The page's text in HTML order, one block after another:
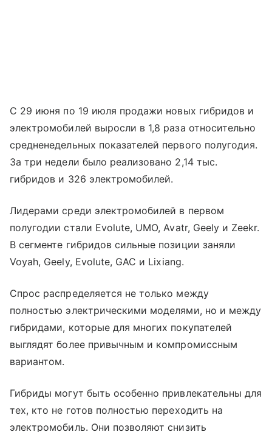
С 29 июня по 19 июля продажи новых гибридов и
электромобилей выросли в 1,8 раза относительно
средненедельных показателей первого полугодия.
За три недели было реализовано 2,14 тыс.
гибридов и 326 электромобилей.
Лидерами среди электромобилей в первом
полугодии стали Evolute, UMO, Avatr, Geely и Zeekr.
В сегменте гибридов сильные позиции заняли
Voyah, Geely, Evolute, GAC и Lixiang.
Спрос распределяется не только между
полностью электрическими моделями, но и между
гибридами, которые для многих покупателей
выглядят более привычным и компромиссным
вариантом.
Гибриды могут быть особенно привлекательны для
тех, кто не готов полностью переходить на
электромобиль. Они позволяют снизить